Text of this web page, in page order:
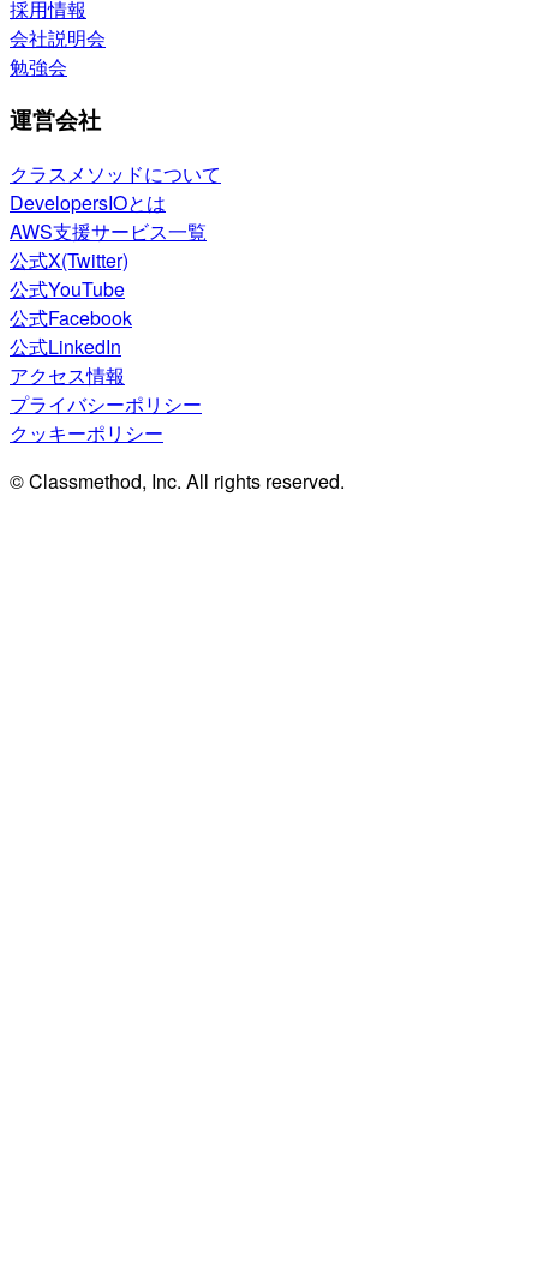
採用情報
会社説明会
勉強会
運営会社
クラスメソッドについて
DevelopersIOとは
AWS支援サービス一覧
公式X(Twitter)
公式YouTube
公式Facebook
公式LinkedIn
アクセス情報
プライバシーポリシー
クッキーポリシー
© Classmethod, Inc. All rights reserved.